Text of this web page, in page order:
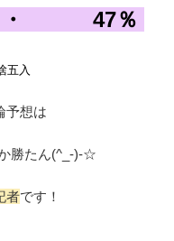
47％
五入
予想は
勝たん(^_-)-☆
者です！